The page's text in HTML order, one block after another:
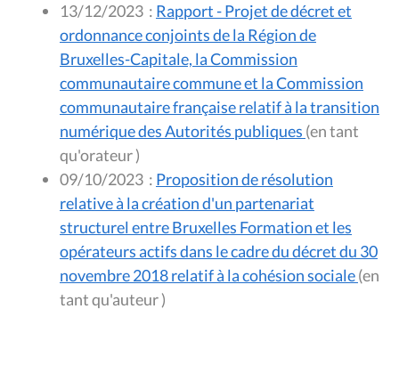
13/12/2023 : Rapport - Projet de décret et
ordonnance conjoints de la Région de
Bruxelles-Capitale, la Commission
communautaire commune et la Commission
communautaire française relatif à la transition
numérique des Autorités publiques (en tant
qu'orateur )
09/10/2023 : Proposition de résolution
relative à la création d'un partenariat
structurel entre Bruxelles Formation et les
opérateurs actifs dans le cadre du décret du 30
novembre 2018 relatif à la cohésion sociale(en
tant qu'auteur )